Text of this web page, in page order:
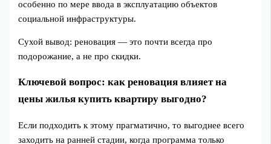
особенно по мере ввода в эксплуатацию объектов
социальной инфраструктуры.
Сухой вывод: реновация — это почти всегда про
подорожание, а не про скидки.
Ключевой вопрос: как реновация влияет на
цены жилья купить квартиру выгодно?
Если подходить к этому прагматично, то выгоднее всего
заходить на ранней стадии, когда программа только